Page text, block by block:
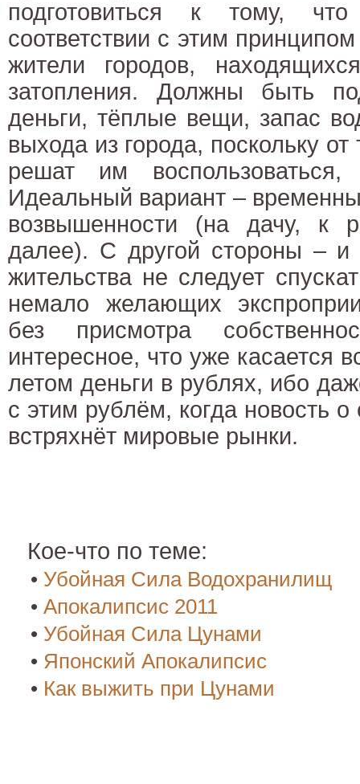
подготовиться к тому,
соответствии с этим
жители городов,
затопления. Должны быть
деньги, тёплые вещи, запас
выхода из города, поскольку от
решат им
Идеальный вариант –
возвышенности (на дачу, к
далее). С другой стороны – и
жительства не следует
немало желающих
без присмотра
интересное, что уже касается
летом деньги в рублях, ибо
с этим рублём, когда новость
встряхнёт мировые рынки.
Кое-что по теме:
• Убойная Сила Водохранилищ
• Апокалипсис 2011
• Убойная Сила Цунами
• Японский Апокалипсис
• Как выжить при Цунами